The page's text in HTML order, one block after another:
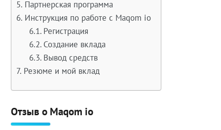
Партнерская программа
Инструкция по работе с Maqom io
Регистрация
Создание вклада
Вывод средств
Резюме и мой вклад
Отзыв о Maqom io